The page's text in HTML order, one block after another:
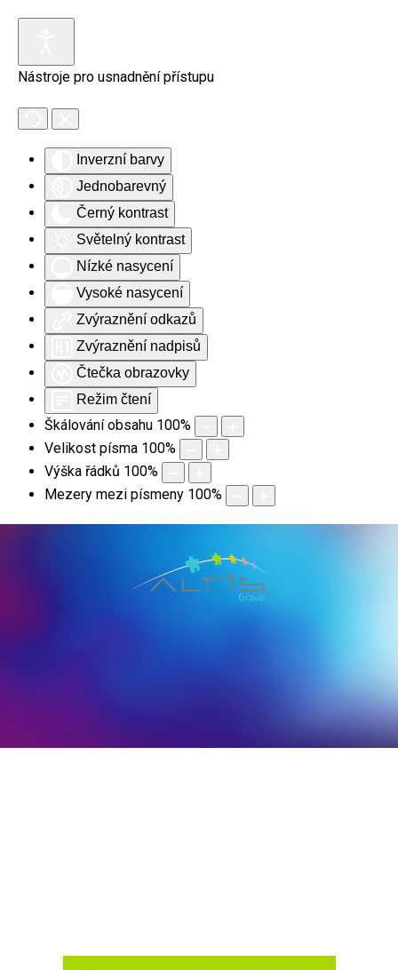
Nástroje pro usnadnění přístupu
Inverzní barvy
Jednobarevný
Černý kontrast
Světelný kontrast
Nízké nasycení
Vysoké nasycení
Zvýraznění odkazů
Zvýraznění nadpisů
Čtečka obrazovky
Režim čtení
Škálování obsahu 100%
Velikost písma 100%
Výška řádků 100%
Mezery mezi písmeny 100%